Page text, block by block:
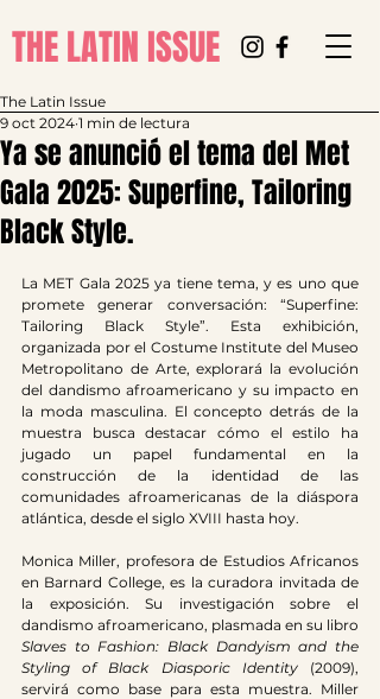
THE LATIN ISSUE
Ya se anunció el tema del Met
Gala 2025: Superfine, Tailoring
Black Style.
The Latin Issue
9 oct 2024 1 min de lectura
La MET Gala 2025 ya tiene tema, y es uno que
promete generar conversación: “Superfine:
Tailoring Black Style”. Esta exhibición,
organizada por el Costume Institute del Museo
Metropolitano de Arte, explorará la evolución
del dandismo afroamericano y su impacto en
la moda masculina. El concepto detrás de la
muestra busca destacar cómo el estilo ha
jugado un papel fundamental en la
construcción de la identidad de las
comunidades afroamericanas de la diáspora
atlántica, desde el siglo XVIII hasta hoy.
Monica Miller, profesora de Estudios Africanos
en Barnard College, es la curadora invitada de
la exposición. Su investigación sobre el
Slaves to Fashion: Black Dandyism and the
Styling of Black Diasporic Identity (2009),
servirá como base para esta muestra. Miller